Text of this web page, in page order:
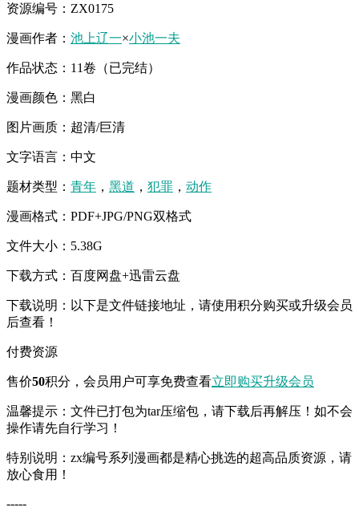
资源编号：ZX0175
漫画作者： 池上辽一×小池一夫
作品状态：11卷（已完结）
漫画颜色：黑白
图片画质：超清/巨清
文字语言：中文
题材类型： 青年 ， 黑道 ， 犯罪 ， 动作
漫画格式：PDF+JPG/PNG双格式
文件大小：5.38G
下载方式：百度网盘+迅雷云盘
下载说明：以下是文件链接地址，请使用积分购买或升级会员
后查看！
付费资源
售价50积分 ，会员用户可享免费查看立即购买升级会员
温馨提示：文件已打包为tar压缩包，请下载后再解压！如不会
操作请先自行学习！
特别说明：zx编号系列漫画都是精心挑选的超高品质资源，请
放心食用！
-----